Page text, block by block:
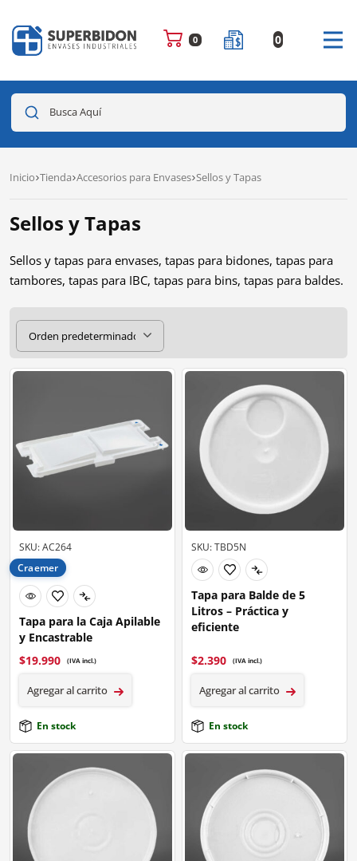
0 0
Busca Aquí
Inicio Tienda Accesorios para Envases Sellos y Tapas
Sellos y Tapas
Sellos y tapas para envases, tapas para bidones, tapas para
tambores, tapas para IBC, tapas para bins, tapas para baldes.
SKU: AC264
Craemer
Tapa para la Caja Apilable
y Encastrable
$19.990 (IVA incl.)
Agregar al carrito
En stock
SKU: TBD5N
Tapa para Balde de 5
Litros – Práctica y
eficiente
$2.390 (IVA incl.)
Agregar al carrito
En stock